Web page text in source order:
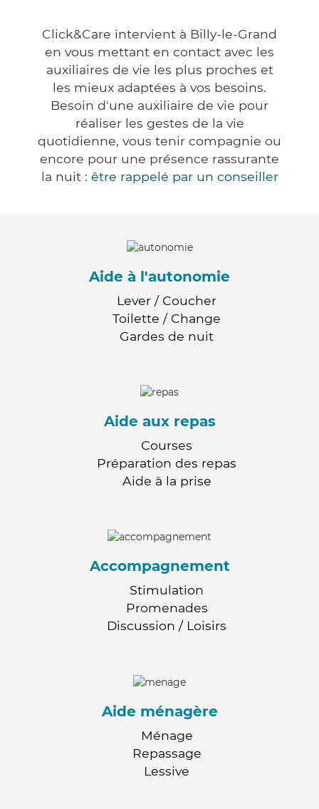
Click&Care intervient à Billy-le-Grand
en vous mettant en contact avec les
auxiliaires de vie les plus proches et
les mieux adaptées à vos besoins.
Besoin d'une auxiliaire de vie pour
réaliser les gestes de la vie
quotidienne, vous tenir compagnie ou
encore pour une présence rassurante
la nuit : être rappelé par un conseiller
Aide à l'autonomie
Lever / Coucher
Toilette / Change
Gardes de nuit
Aide aux repas
Courses
Préparation des repas
Aide à la prise
Accompagnement
Stimulation
Promenades
Discussion / Loisirs
Aide ménagère
Ménage
Repassage
Lessive